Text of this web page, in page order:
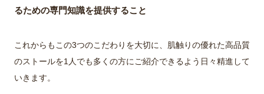
るための専門知識を提供すること
これからもこの3つのこだわりを大切に、肌触りの優れた高品質
のストールを1人でも多くの方にご紹介できるよう日々精進して
いきます。